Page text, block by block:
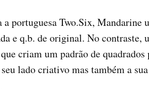
portuguesa Two.Six, Mandarine
e q.b. de original. No contraste,
criam um padrão de
lado criativo mas também a